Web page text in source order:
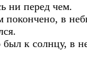
ни перед чем.
покончено, в
к солнцу, в